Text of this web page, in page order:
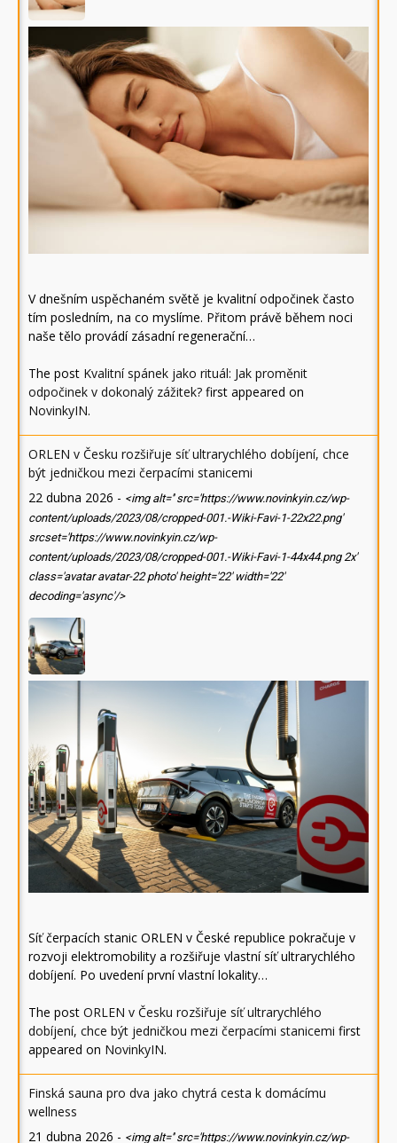
V dnešním uspěchaném světě je kvalitní odpočinek často
tím posledním, na co myslíme. Přitom právě během noci
naše tělo provádí zásadní regenerační…
The post Kvalitní spánek jako rituál: Jak proměnit
odpočinek v dokonalý zážitek? first appeared on
NovinkyIN.
ORLEN v Česku rozšiřuje síť ultrarychlého dobíjení, chce
být jedničkou mezi čerpacími stanicemi
22 dubna 2026 - <img alt='' src='https://www.novinkyin.cz/wp-
content/uploads/2023/08/cropped-001.-Wiki-Favi-1-22x22.png'
srcset='https://www.novinkyin.cz/wp-
content/uploads/2023/08/cropped-001.-Wiki-Favi-1-44x44.png 2x'
class='avatar avatar-22 photo' height='22' width='22'
decoding='async'/>
Síť čerpacích stanic ORLEN v České republice pokračuje v
rozvoji elektromobility a rozšiřuje vlastní síť ultrarychlého
dobíjení. Po uvedení první vlastní lokality…
The post ORLEN v Česku rozšiřuje síť ultrarychlého
dobíjení, chce být jedničkou mezi čerpacími stanicemi first
appeared on NovinkyIN.
Finská sauna pro dva jako chytrá cesta k domácímu
wellness
21 dubna 2026 - <img alt='' src='https://www.novinkyin.cz/wp-